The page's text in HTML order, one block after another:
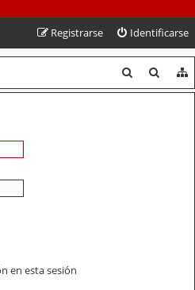
Identificarse
Registrarse
u
u
en esta sesión